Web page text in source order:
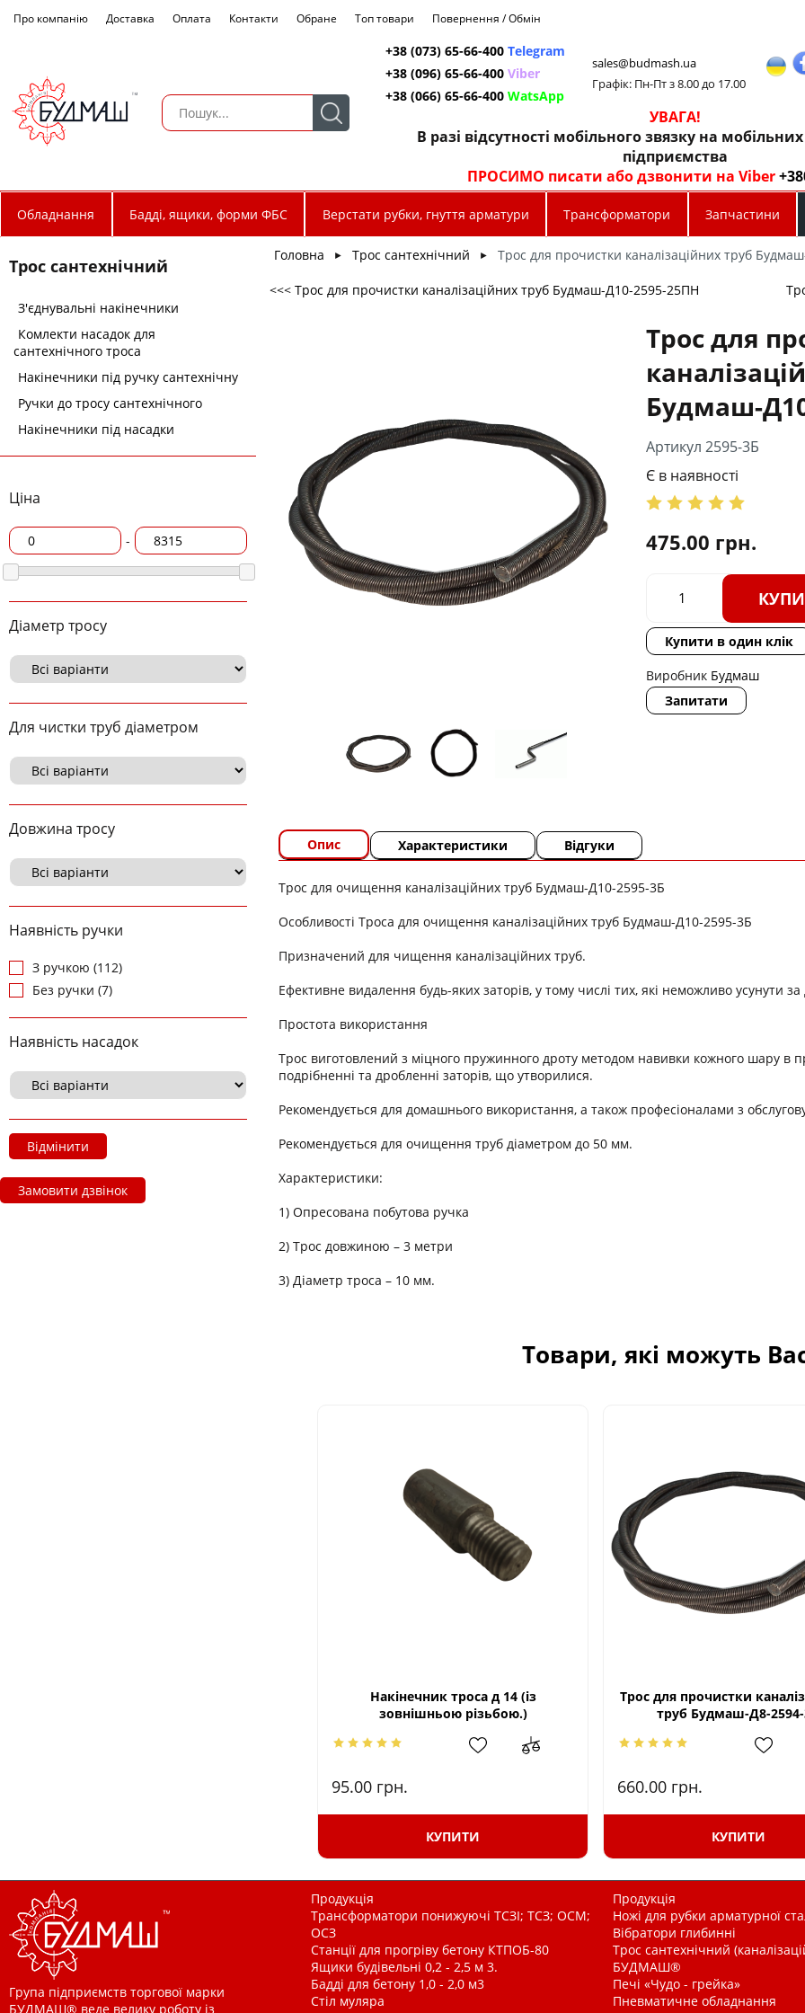
Про компанію Доставка Оплата Контакти Обране Топ товари Повернення / Обмін
+38 (073) 65-66-400 Telegram
+38 (096) 65-66-400 Viber
+38 (066) 65-66-400 WatsApp
sales@budmash.ua
Графік: Пн-Пт з 8.00 до 17.00
УВАГА!
В разі відсутності мобільного звязку на
підприємства
ПРОСИМО писати або дзвонити на Viber
Обладнання Бадді, ящики, форми ФБС Верстати рубки, гнуття арматури Трансформатори Запчастини
Трос сантехнічний
З'єднувальні накінечники
Комлекти насадок для
сантехнічного троса
Накінечники під ручку сантехнічну
Ручки до тросу сантехнічного
Накінечники під насадки
Ціна
-
Діаметр тросу
Для чистки труб діаметром
Довжина тросу
Наявність ручки
З ручкою (112)
Без ручки (7)
Наявність насадок
Відмінити
Замовити дзвінок
Головна ► Трос сантехнічний ► Трос для прочистки каналізаційних труб
<<< Трос для прочистки каналізаційних труб Будмаш-Д10-2595-25ПН
Трос для
Будмаш-
Артикул 2595-3Б
Є в наявності
475.00 грн.
Купити в один клік
Виробник Будмаш
Запитати
Опис Характеристики Відгуки
Трос для очищення каналізаційних труб Будмаш-Д10-2595-3Б
Особливості Троса для очищення каналізаційних труб Будмаш-Д10-2595-3Б
Призначений для чищення каналізаційних труб.
Ефективне видалення будь-яких заторів, у тому числі тих, які неможливо усунути
Простота використання
Трос виготовлений з міцного пружинного дроту методом навивки кожного шару в
подрібненні та дробленні заторів, що утворилися.
Рекомендується для домашнього використання, а також професіоналами з
Рекомендується для очищення труб діаметром до 50 мм.
Характеристики:
1) Опресована побутова ручка
2) Трос довжиною – 3 метри
3) Діаметр троса – 10 мм.
Товари, які можуть
Накінечник троса д 14 (із
зовнішньою різьбою.)
95.00 грн.
КУПИТИ
Трос для прочистки
труб Будмаш-Д8-
660.00 грн.
КУПИТИ
Група підприємств торгової марки
БУДМАШ® веде велику роботу із
Продукція
Трансформатори понижуючі ТСЗІ; ТСЗ; ОСМ;
ОСЗ
Станції для прогріву бетону КТПОБ-80
Ящики будівельні 0,2 - 2,5 м 3.
Бадді для бетону 1,0 - 2,0 м3
Стіл муляра
Продукція
Ножі для рубки арматурної
Вібратори глибинні
Трос сантехнічний
БУДМАШ®
Печі «Чудо - грейка»
Пневматичне обладнання